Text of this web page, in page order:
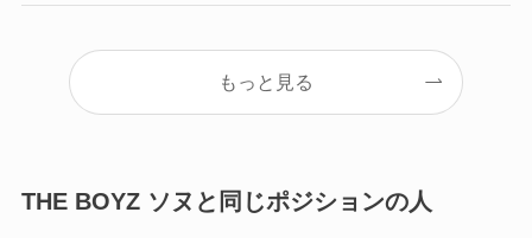
もっと見る
THE BOYZ ソヌと同じポジションの人